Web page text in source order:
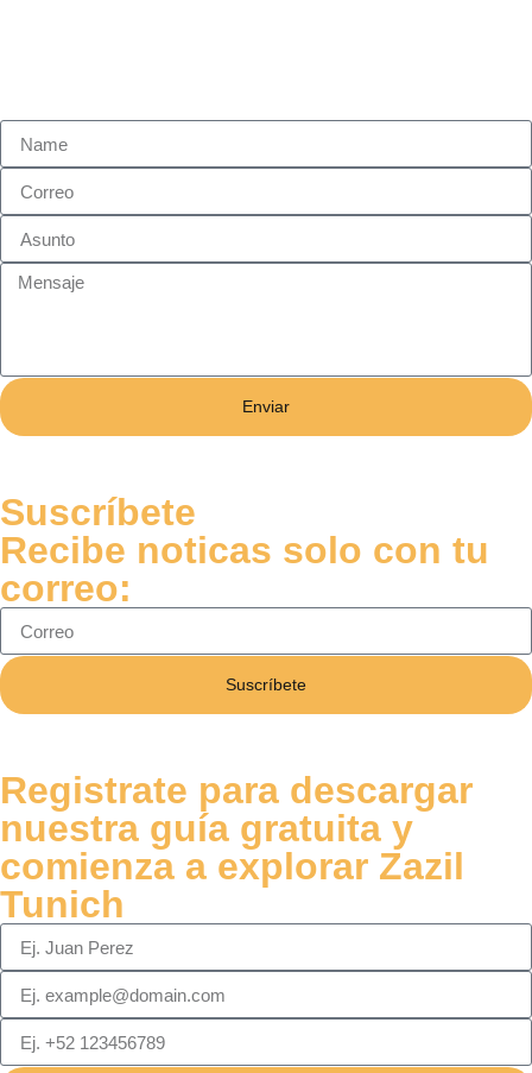
Enviar
Suscríbete
Recibe noticas solo con tu
correo:
Suscríbete
Registrate para descargar
nuestra guía gratuita y
comienza a explorar Zazil
Tunich